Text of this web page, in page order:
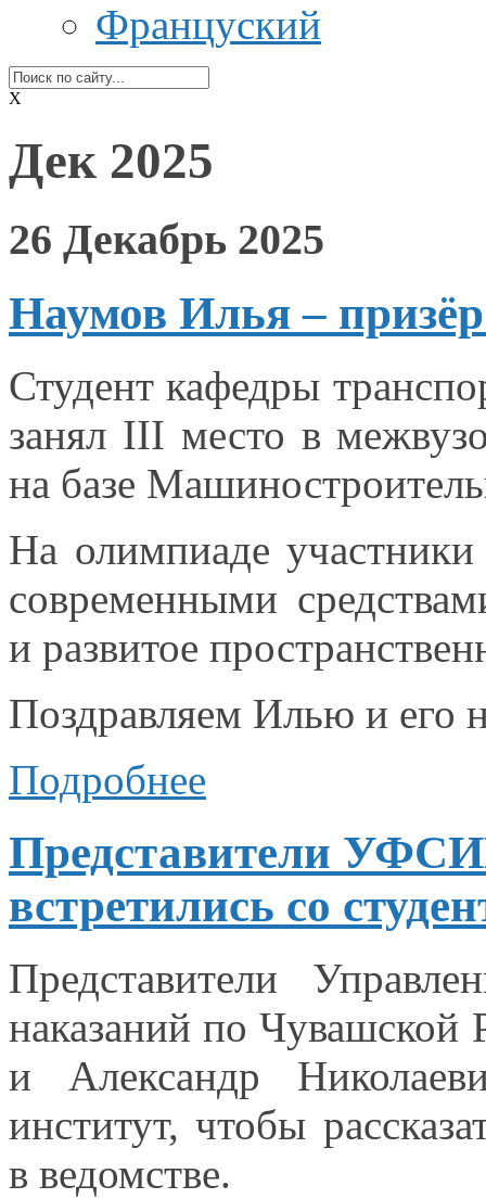
Француский
X
Дек 2025
26 Декабрь 2025
Наумов Илья –
Студент кафедры
занял III место в
на базе
На олимпиаде
современными
и развитое
Поздравляем Илью и его
Подробнее
Представители
встретились со
Представители
наказаний по Чувашской
и Александр
институт, чтобы
в ведомстве.